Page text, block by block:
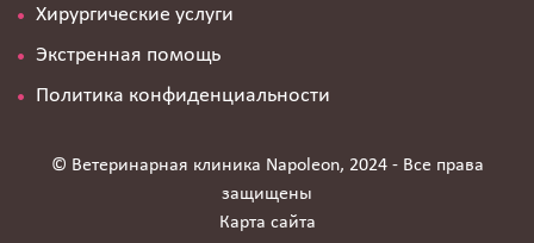
Хирургические услуги
Экстренная помощь
Политика конфиденциальности
© Ветеринарная клиника Napoleon, 2024 - Все права
защищены
Карта сайта